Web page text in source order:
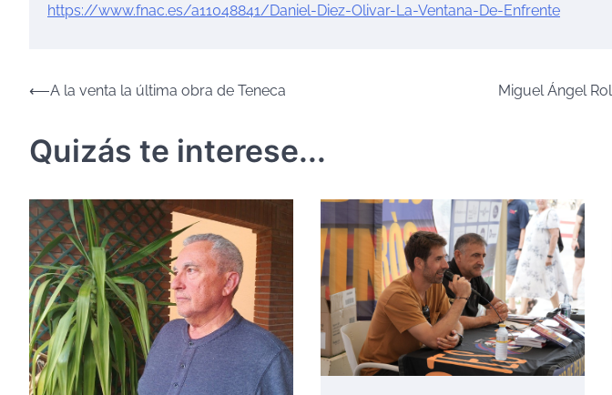
https://www.fnac.es/a11048841/Daniel-Diez-Olivar-La-Ventana-De-Enfrente
Navegación
entradas
⟵A la venta la última obra de Teneca Miguel Ángel
Quizás te interese...